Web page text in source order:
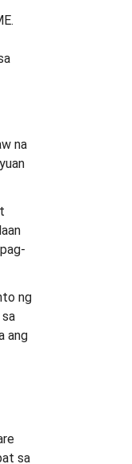
na
ng
ang
sa